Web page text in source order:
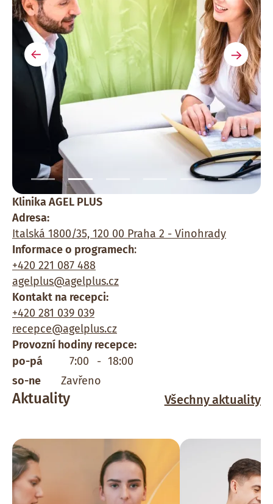
Klinika AGEL PLUS
Adresa:
Italská 1800/35, 120 00 Praha 2 - Vinohrady
Informace o programech:
+420 221 087 488
agelplus@agelplus.cz
Kontakt na recepci:
+420 281 039 039
recepce@agelplus.cz
Provozní hodiny recepce:
po-pá
7:00 - 18:00
so-ne
Zavřeno
Předchozí Další
Aktuality Všechny aktuality